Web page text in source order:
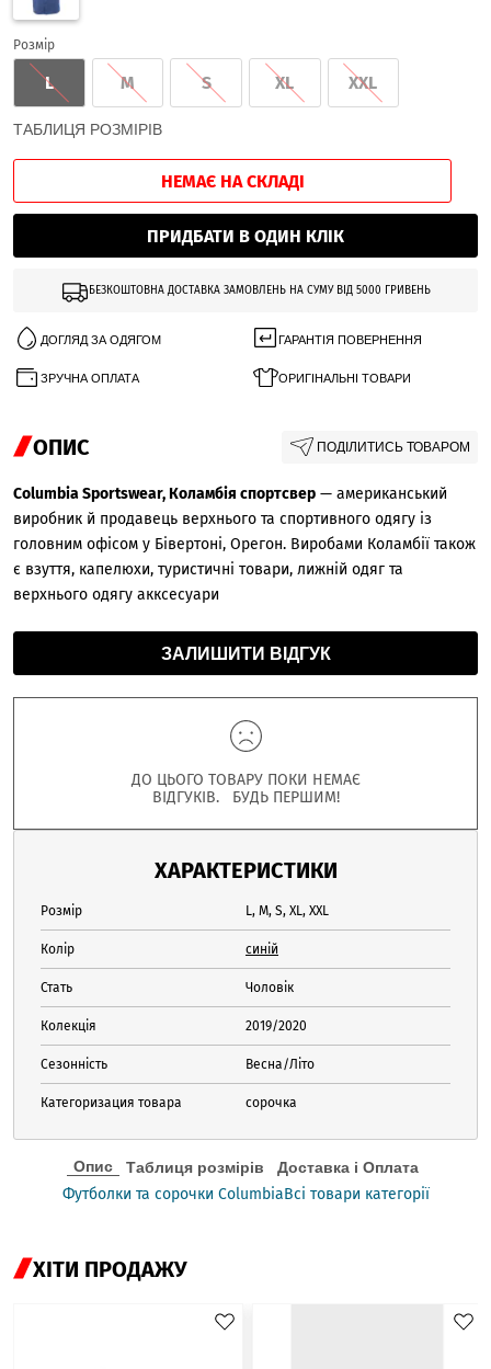
Розмір
L M S XL XXL
ТАБЛИЦЯ РОЗМІРІВ
НЕМАЄ НА СКЛАДІ
ПРИДБАТИ В ОДИН КЛІК
БЕЗКОШТОВНА ДОСТАВКА ЗАМОВЛЕНЬ НА СУМУ ВІД 5000 ГРИВЕНЬ
ДОГЛЯД ЗА ОДЯГОМ ГАРАНТІЯ ПОВЕРНЕННЯ
ЗРУЧНА ОПЛАТА ОРИГІНАЛЬНІ ТОВАРИ
ОПИС ПОДІЛИТИСЬ ТОВАРОМ
Columbia Sportswear, Коламбія спортсвер — американський
виробник й продавець верхнього та спортивного одягу із
головним офісом у Бівертоні, Орегон. Виробами Коламбії також
є взуття, капелюхи, туристичні товари, лижній одяг та
верхнього одягу акксесуари
ЗАЛИШИТИ ВІДГУК
ДО ЦЬОГО ТОВАРУ ПОКИ НЕМАЄ
ВІДГУКІВ. БУДЬ ПЕРШИМ!
ХАРАКТЕРИСТИКИ
Розмір L, M, S, XL, XXL
Колір синій
Стать Чоловік
Колекція 2019/2020
Сезонність Весна/Літо
Категоризация товара сорочка
Опис Таблиця розмірів Доставка і Оплата
Футболки та сорочки ColumbiaВсі товари категорії
ХІТИ ПРОДАЖУ